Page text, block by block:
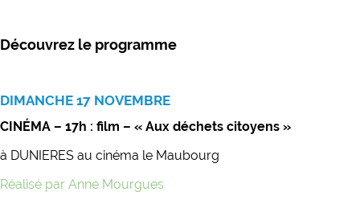
Découvrez le programme
DIMANCHE 17 NOVEMBRE
CINÉMA – 17h : film – « Aux déchets citoyens »
à DUNIERES au cinéma le Maubourg
Réalisé par Anne Mourgues